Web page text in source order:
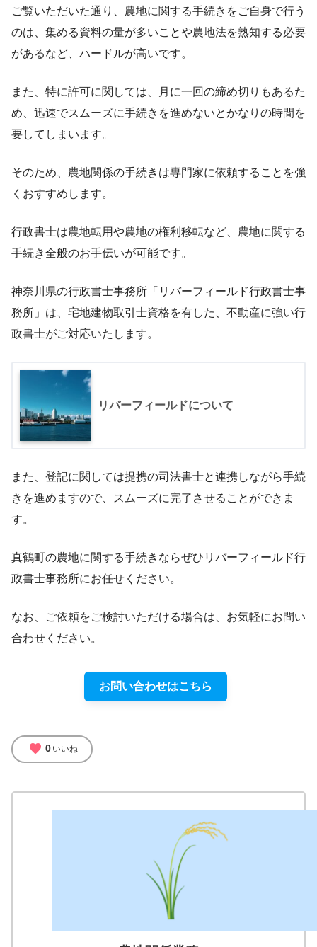
ご覧いただいた通り、農地に関する手続きをご自身で行う
のは、集める資料の量が多いことや農地法を熟知する必要
があるなど、ハードルが高いです。
また、特に許可に関しては、月に一回の締め切りもあるた
め、迅速でスムーズに手続きを進めないとかなりの時間を
要してしまいます。
そのため、農地関係の手続きは専門家に依頼することを強
くおすすめします。
行政書士は農地転用や農地の権利移転など、農地に関する
手続き全般のお手伝いが可能です。
神奈川県の行政書士事務所「リバーフィールド行政書士事
務所」は、宅地建物取引士資格を有した、不動産に強い行
政書士がご対応いたします。
リバーフィールドについて
また、登記に関しては提携の司法書士と連携しながら手続
きを進めますので、スムーズに完了させることができま
す。
真鶴町の農地に関する手続きならぜひリバーフィールド行
政書士事務所にお任せください。
なお、ご依頼をご検討いただける場合は、お気軽にお問い
合わせください。
お問い合わせはこちら
favorite 0 いいね